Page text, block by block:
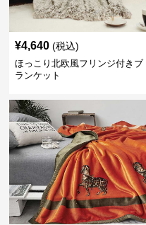
¥4,640 (税込)
ほっこり北欧風フリンジ付きブ
ランケット